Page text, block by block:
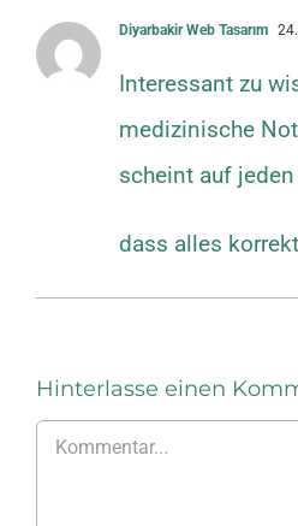
Diyarbakir Web Tasarım
Interessant zu
medizinische
scheint auf
dass alles
Hinterlasse einen
Kommentar